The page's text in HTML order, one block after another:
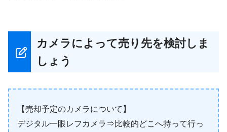
カメラによって売り先を検討しま
しょう
【売却予定のカメラについて】
デジタル一眼レフカメラ⇒比較的どこへ持って行っ